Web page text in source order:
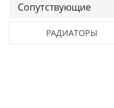
Сопутствующие
РАДИАТОРЫ